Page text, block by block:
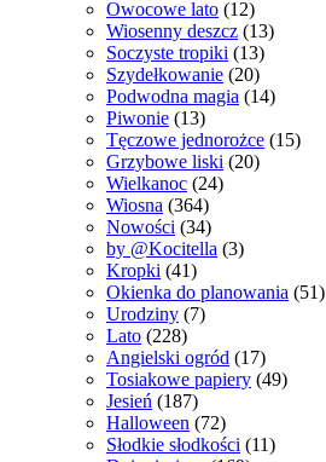
Owocowe lato (12)
Wiosenny deszcz (13)
Soczyste tropiki (13)
Szydełkowanie (20)
Podwodna magia (14)
Piwonie (13)
Tęczowe jednorożce (15)
Grzybowe liski (20)
Wielkanoc (24)
Wiosna (364)
Nowości (34)
by @Kocitella (3)
Kropki (41)
Okienka do planowania (51)
Urodziny (7)
Lato (228)
Angielski ogród (17)
Tosiakowe papiery (49)
Jesień (187)
Halloween (72)
Słodkie słodkości (11)